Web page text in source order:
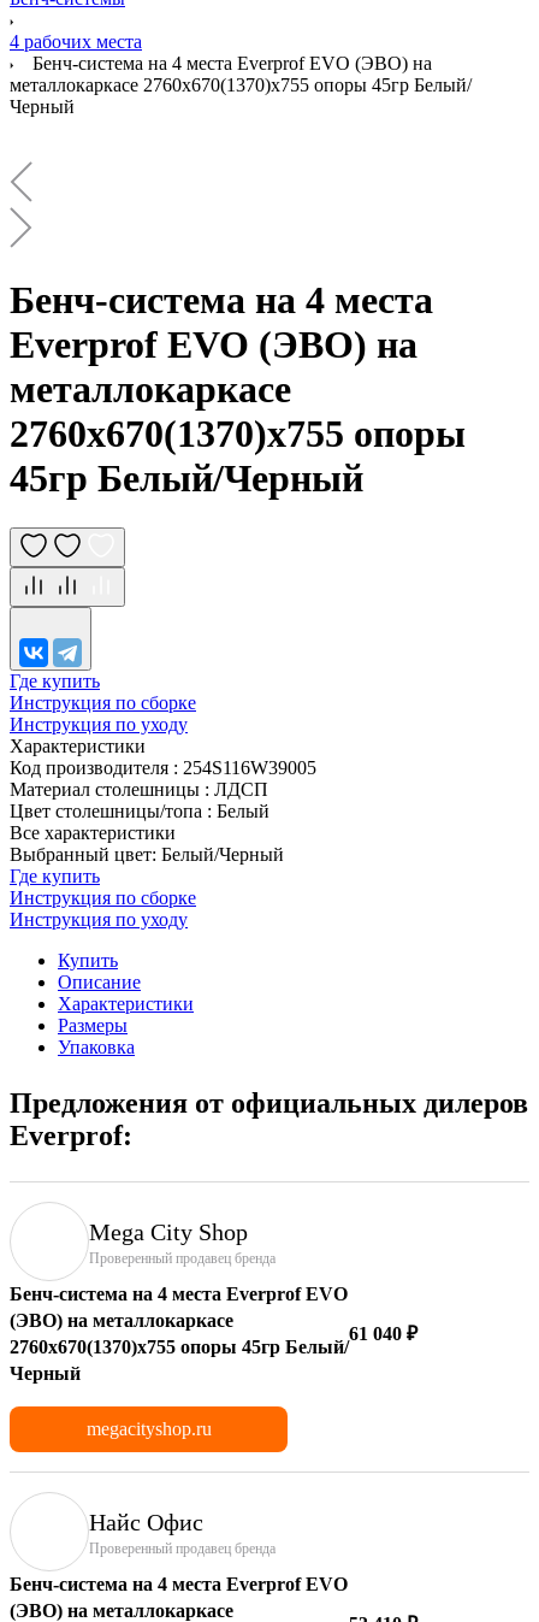
4 рабочих места
Бенч-система на 4 места Everprof EVO (ЭВО) на
металлокаркасе 2760х670(1370)x755 опоры 45гр Белый/
Черный
Бенч-система на 4 места
Everprof EVO (ЭВО) на
металлокаркасе
2760х670(1370)x755 опоры
45гр Белый/Черный
Где купить
Инструкция по сборке
Инструкция по уходу
Характеристики
Код производителя : 254S116W39005
Материал столешницы : ЛДСП
Цвет столешницы/топа : Белый
Все характеристики
Выбранный цвет: Белый/Черный
Где купить
Инструкция по сборке
Инструкция по уходу
Купить
Описание
Характеристики
Размеры
Упаковка
Предложения от официальных дилеров
Everprof:
Mega City Shop
Проверенный продавец бренда
Бенч-система на 4 места Everprof EVO
(ЭВО) на металлокаркасе
2760х670(1370)x755 опоры 45гр Белый/
Черный
61 040 ₽
megacityshop.ru
Найс Офис
Проверенный продавец бренда
Бенч-система на 4 места Everprof EVO
(ЭВО) на металлокаркасе